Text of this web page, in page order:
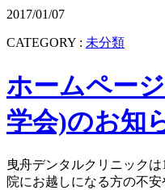
2017/01/07
CATEGORY : 未分類
ホームペー
学会)のお知
曳舟デンタルクリニック
院にお越しになる方の不